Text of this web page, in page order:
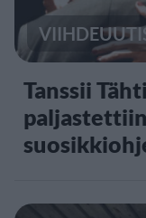
Tanssii